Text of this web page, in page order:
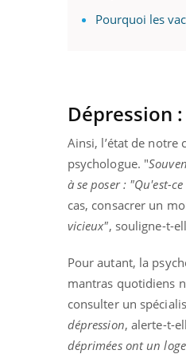
Pourquoi les
Dépression :
Ainsi, l’état de notre
psychologue. "
à se poser : "Qu'est-
cas, consacrer un
vicieux", souligne-t-
Pour autant, la
mantras quotidiens
consulter un
dépression, alerte-t-
déprimées ont un